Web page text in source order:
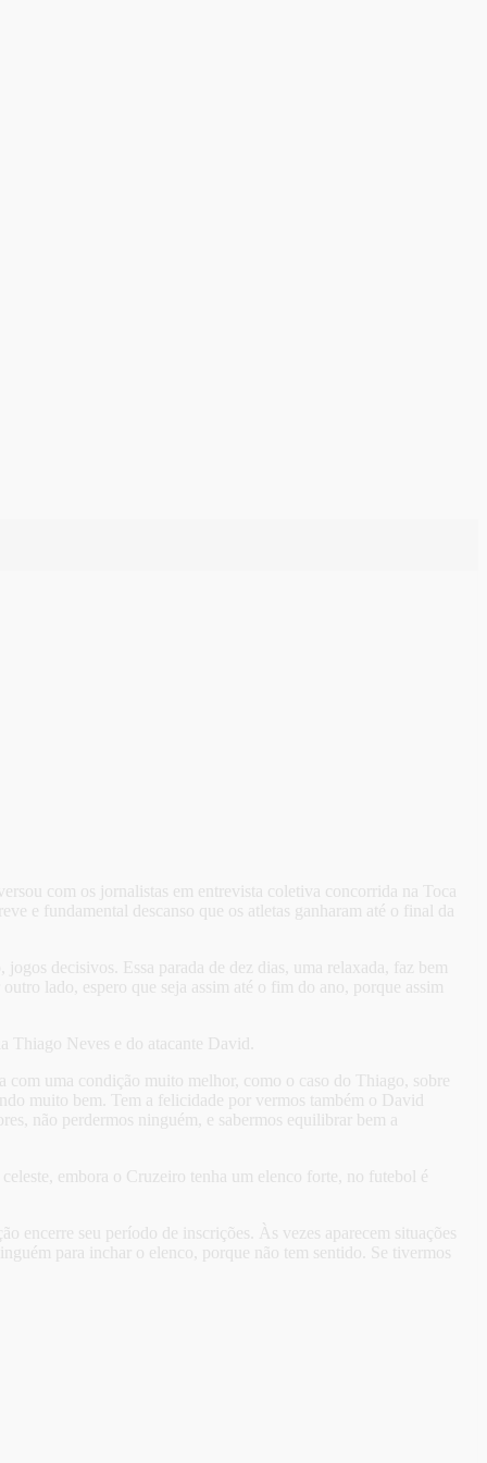
com os jornalistas em entrevista coletiva concorrida na Toca
e fundamental descanso que os atletas ganharam até o final da
decisivos. Essa parada de dez dias, uma relaxada, faz bem
lado, espero que seja assim até o fim do ano, porque assim
Thiago Neves e do atacante David.
com uma condição muito melhor, como o caso do Thiago, sobre
muito bem. Tem a felicidade por vermos também o David
não perdermos ninguém, e sabermos equilibrar bem a
embora o Cruzeiro tenha um elenco forte, no futebol é
encerre seu período de inscrições. Às vezes aparecem situações
para inchar o elenco, porque não tem sentido. Se tivermos